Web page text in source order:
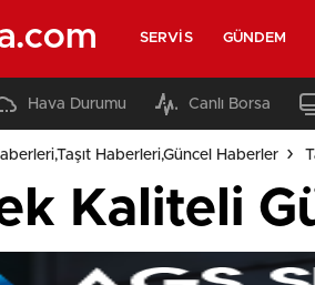
SERVIS GÜNDEM
Hava Durumu Canlı Borsa
Haberleri,Güncel Haberler
Kaliteli